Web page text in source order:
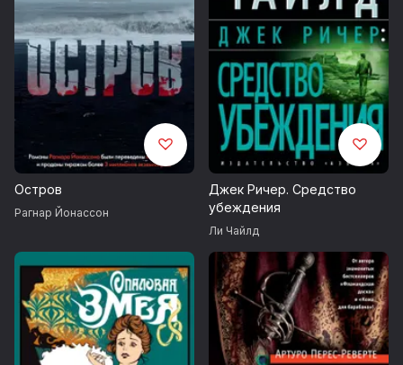
Остров
Рагнар Йонассон
Джек Ричер. Средство
убеждения
Ли Чайлд